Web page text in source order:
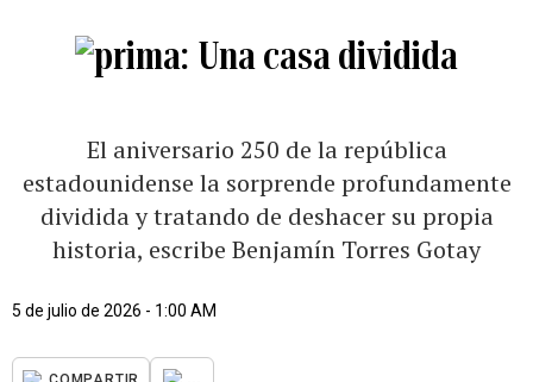
Una casa dividida
El aniversario 250 de la república
estadounidense la sorprende profundamente
dividida y tratando de deshacer su propia
historia, escribe Benjamín Torres Gotay
5 de julio de 2026 - 1:00 AM